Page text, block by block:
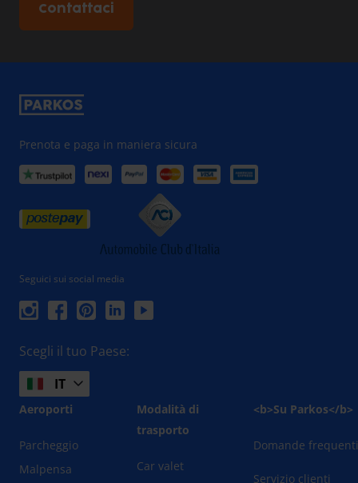
Contattaci
Prenota e paga in maniera sicura
Seguici sui social media
Scegli il tuo Paese:
IT
Aeroporti
Parcheggio
Malpensa
Modalità di
trasporto
Car valet
<b>Su Parkos</b>
Domande
Servizio clienti